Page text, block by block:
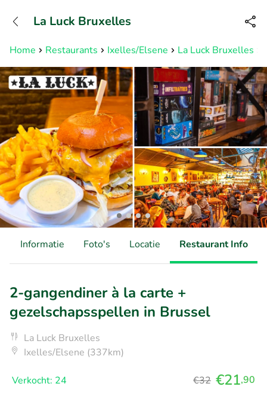
Bereikbaar tot 23:00 uur
Home Restaurants Ixelles/Elsene La Luck Bruxelles
La Luck Bruxelles
Informatie Foto's Locatie Restaurant Info
2-gangendiner à la carte +
gezelschapsspellen in Brussel
La Luck Bruxelles
Ixelles/Elsene (337km)
Verkocht: 24 €32 €21,90